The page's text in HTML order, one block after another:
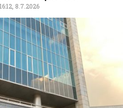
16:12, 8.7.2026